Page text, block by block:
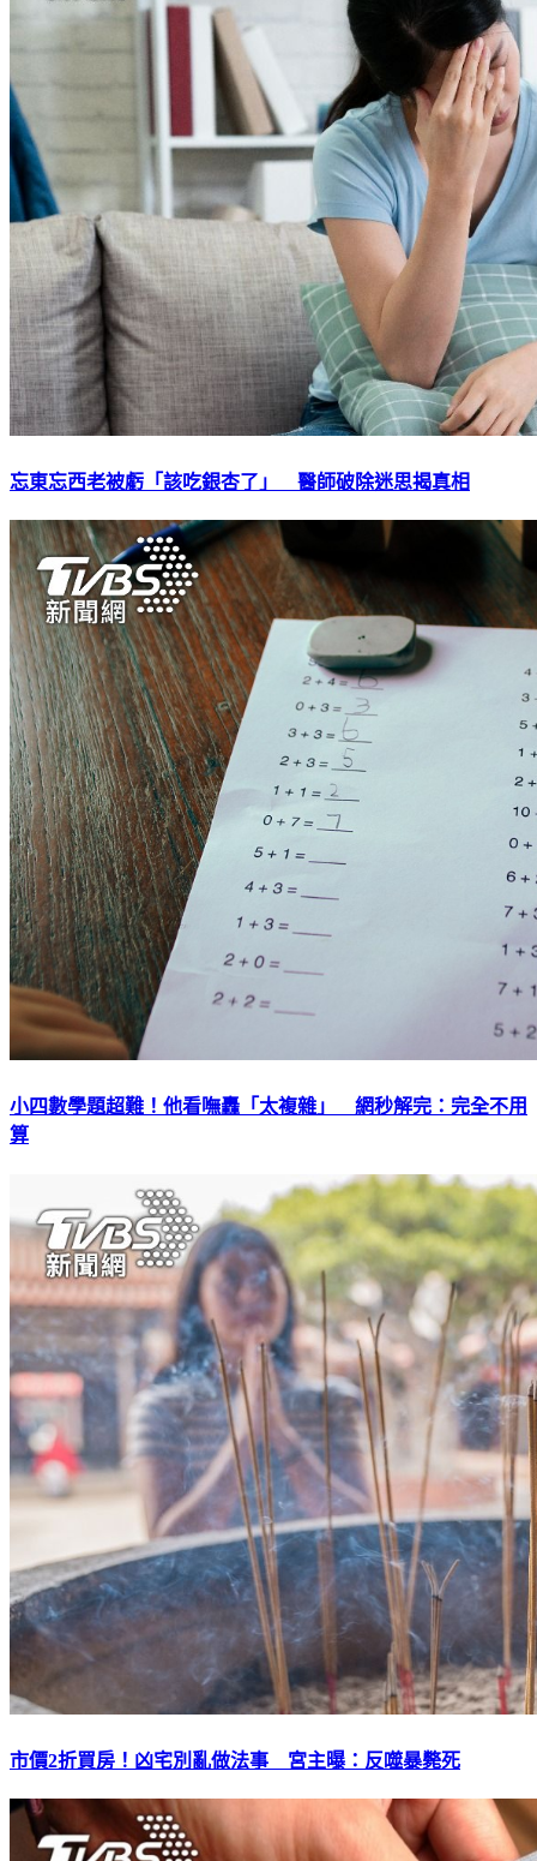
忘東忘西老被虧「該吃銀杏了」 醫師破除迷思揭真相
小四數學題超難！他看嘸轟「太複雜」 網秒解完：完全不用
算
市價2折買房！凶宅別亂做法事 宮主曝：反噬暴斃死